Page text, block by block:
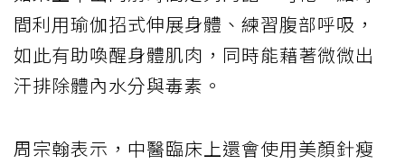
間利用瑜伽招式伸展身體、練習腹部呼吸，
如此有助喚醒身體肌肉，同時能藉著微微出
汗排除體內水分與毒素。
周宗翰表示，中醫臨床上還會使用美顏針瘦